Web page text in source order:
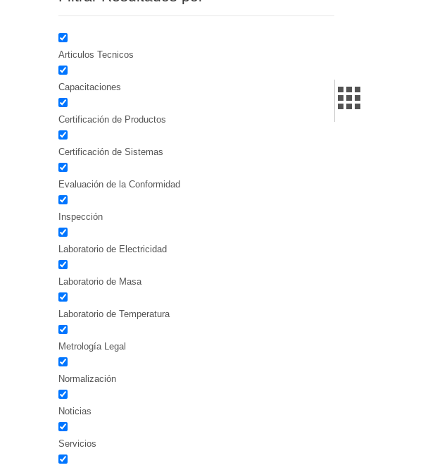
Articulos Tecnicos
Capacitaciones
Certificación de Productos
Certificación de Sistemas
Evaluación de la Conformidad
Inspección
Laboratorio de Electricidad
Laboratorio de Masa
Laboratorio de Temperatura
Metrología Legal
Normalización
Noticias
Servicios